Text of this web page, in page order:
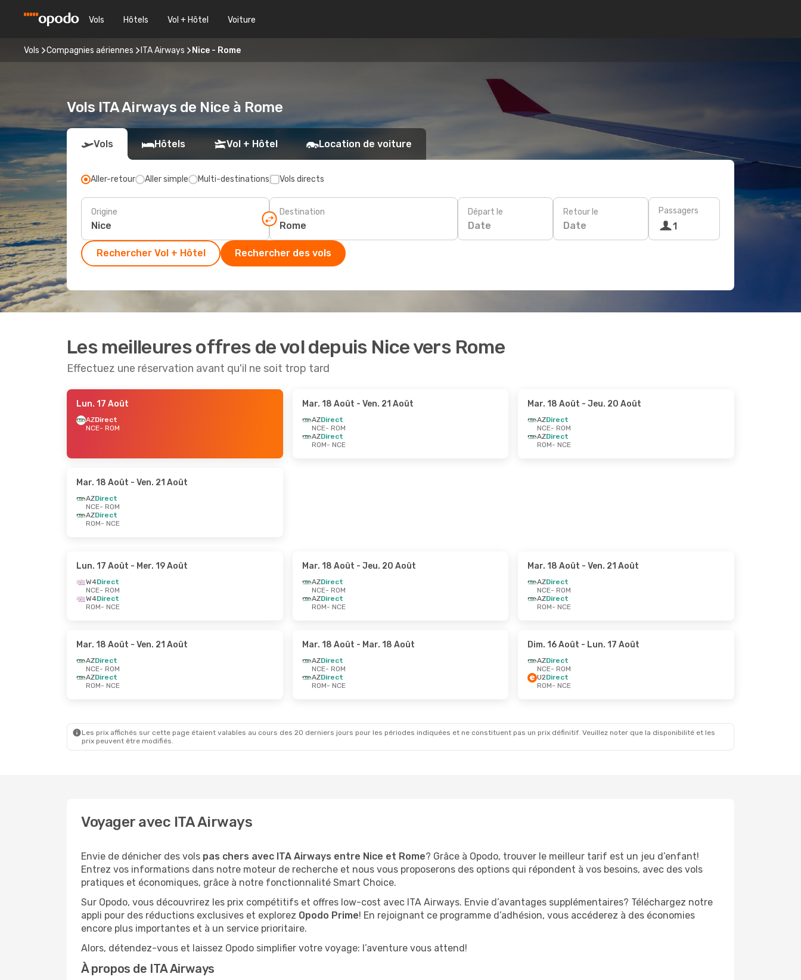
Vols Hôtels Vol + Hôtel Voiture
Vols Compagnies aériennes ITA Airways Nice - Rome
Vols ITA Airways de Nice à Rome
Vols Hôtels Vol + Hôtel Location de voiture
Aller-retour Aller simple Multi-destinations Vols directs
Origine Destination Départ le
Date
Retour le
Date
Passagers
1
Rechercher Vol + Hôtel Rechercher des vols
Les meilleures offres de vol depuis Nice vers Rome
Effectuez une réservation avant qu'il ne soit trop tard
Lun. 17 Août
AZDirect
NCE- ROM
Mar. 18 Août - Ven. 21 Août
AZDirect
NCE- ROM
AZDirect
ROM- NCE
Mar. 18 Août - Jeu. 20 Août
AZDirect
NCE- ROM
AZDirect
ROM- NCE
Mar. 18 Août - Ven. 21 Août
AZDirect
NCE- ROM
AZDirect
ROM- NCE
Lun. 17 Août - Mer. 19 Août
W4Direct
NCE- ROM
W4Direct
ROM- NCE
Mar. 18 Août - Jeu. 20 Août
AZDirect
NCE- ROM
AZDirect
ROM- NCE
Mar. 18 Août - Ven. 21 Août
AZDirect
NCE- ROM
AZDirect
ROM- NCE
Mar. 18 Août - Ven. 21 Août
AZDirect
NCE- ROM
AZDirect
ROM- NCE
Mar. 18 Août - Mar. 18 Août
AZDirect
NCE- ROM
AZDirect
ROM- NCE
Dim. 16 Août - Lun. 17 Août
AZDirect
NCE- ROM
U2Direct
ROM- NCE
Les prix affichés sur cette page étaient valables au cours des 20 derniers jours pour les périodes indiquées et ne constituent pas un prix définitif. Veuillez noter que la disponibilité et les
prix peuvent être modifiés.
Voyager avec ITA Airways
Envie de dénicher des vols pas chers avec ITA Airways entre Nice et Rome? Grâce à Opodo, trouver le meilleur tarif est un jeu d’enfant!
Entrez vos informations dans notre moteur de recherche et nous vous proposerons des options qui répondent à vos besoins, avec des vols
pratiques et économiques, grâce à notre fonctionnalité Smart Choice.
Sur Opodo, vous découvrirez les prix compétitifs et offres low-cost avec ITA Airways. Envie d’avantages supplémentaires? Téléchargez notre
appli pour des réductions exclusives et explorez Opodo Prime! En rejoignant ce programme d’adhésion, vous accéderez à des économies
encore plus importantes et à un service prioritaire.
Alors, détendez-vous et laissez Opodo simplifier votre voyage: l’aventure vous attend!
À propos de ITA Airways